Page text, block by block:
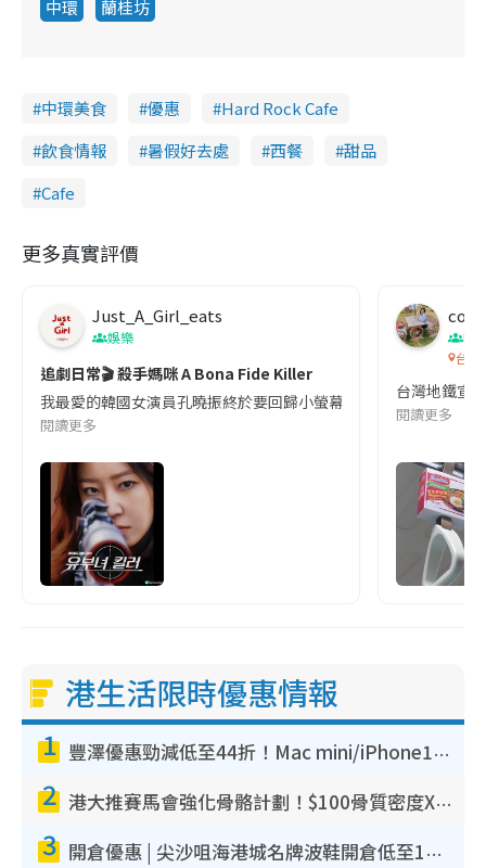
中環 蘭桂坊
中環美食 優惠
Hard Rock Cafe
飲食情報
暑假好去處 西餐
甜品
Cafe
更多真實評價
Just_A_Girl_eats
娛樂
追劇日常🎬 殺手媽咪 A Bona Fide Killer
我最愛的韓國女演員孔曉振終於要回歸小螢幕啦!這次的劇本改編
閱讀更多
co
吹
台灣
台灣地鐵宣
閱讀更多
港生活限時優惠情報
1 豐澤優惠勁減低至44折！Mac mini/iPhone17Pro大減價！廚房家電$220起
2 港大推賽馬會強化骨骼計劃！$100骨質密度X光檢查 完成免費運動訓練送超市禮券！附參加資格
3 開倉優惠 | 尖沙咀海港城名牌波鞋開倉低至1折！On鞋$899起／Joy&Peace鞋履$98起